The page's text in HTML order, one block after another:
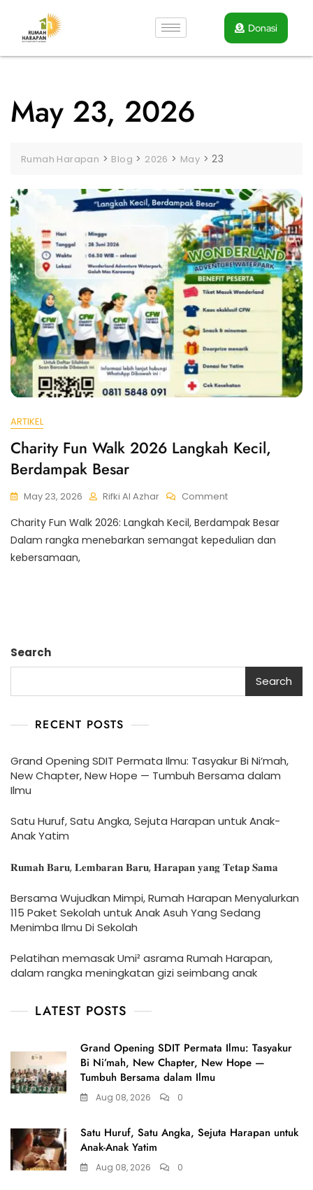
Donasi
May 23, 2026
Rumah Harapan > Blog > 2026 > May >23
ARTIKEL
Charity Fun Walk 2026 Langkah Kecil,
Berdampak Besar
May 23, 2026 Rifki Al Azhar Comment
Charity Fun Walk 2026: Langkah Kecil, Berdampak Besar
Dalam rangka menebarkan semangat kepedulian dan
kebersamaan,
Search
Search
RECENT POSTS
Grand Opening SDIT Permata Ilmu: Tasyakur Bi Ni’mah,
New Chapter, New Hope — Tumbuh Bersama dalam
Ilmu
Satu Huruf, Satu Angka, Sejuta Harapan untuk Anak-
Anak Yatim
𝐑𝐮𝐦𝐚𝐡 𝐁𝐚𝐫𝐮, 𝐋𝐞𝐦𝐛𝐚𝐫𝐚𝐧 𝐁𝐚𝐫𝐮, 𝐇𝐚𝐫𝐚𝐩𝐚𝐧 𝐲𝐚𝐧𝐠 𝐓𝐞𝐭𝐚𝐩 𝐒𝐚𝐦𝐚
Bersama Wujudkan Mimpi, Rumah Harapan Menyalurkan
115 Paket Sekolah untuk Anak Asuh Yang Sedang
Menimba Ilmu Di Sekolah
Pelatihan memasak Umi² asrama Rumah Harapan,
dalam rangka meningkatan gizi seimbang anak
LATEST POSTS
Grand Opening SDIT Permata Ilmu: Tasyakur
Bi Ni’mah, New Chapter, New Hope —
Tumbuh Bersama dalam Ilmu
Aug 08, 2026 0
Satu Huruf, Satu Angka, Sejuta Harapan untuk
Anak-Anak Yatim
Aug 08, 2026 0